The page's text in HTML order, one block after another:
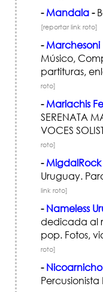
- Mandala-
[reportar link roto]
- Marchesoni
Músico,
partituras,
roto]
- Mariachis
SERENATA
VOCES
roto]
- MigdalRock
Uruguay.
link roto]
- Nameless
dedicada al
pop. Fotos,
roto]
-